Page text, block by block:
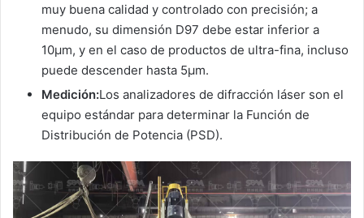
muy buena calidad y controlado con precisión; a
menudo, su dimensión D97 debe estar inferior a
10μm, y en el caso de productos de ultra-fina, incluso
puede descender hasta 5μm.
Medición:Los analizadores de difracción láser son el
equipo estándar para determinar la Función de
Distribución de Potencia (PSD).